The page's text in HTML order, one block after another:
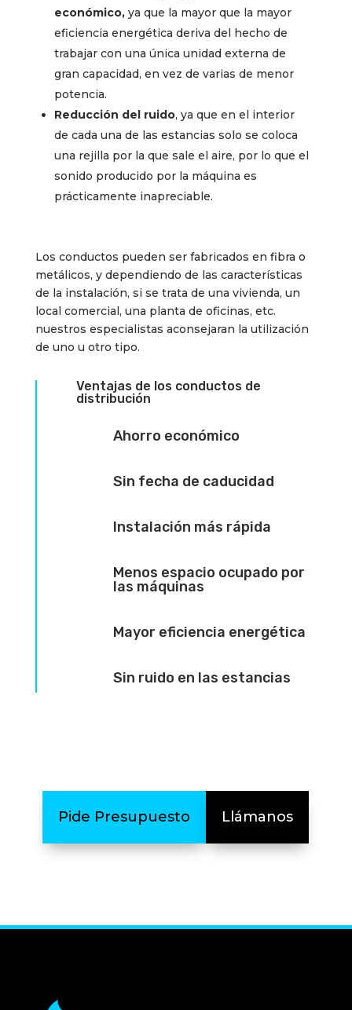
económico,ya que la mayor que la mayor
eficiencia energética deriva del hecho de
trabajar con una única unidad externa de
gran capacidad, en vez de varias de menor
potencia.
Reducción del ruido, ya que en el interior
de cada una de las estancias solo se coloca
una rejilla por la que sale el aire, por lo que el
sonido producido por la máquina es
prácticamente inapreciable.
Los conductos pueden ser fabricados en fibra o
metálicos, y dependiendo de las características
de la instalación, si se trata de una vivienda, un
local comercial, una planta de oficinas, etc.
nuestros especialistas aconsejaran la utilización
de uno u otro tipo.
Ventajas de los conductos de
distribución
Ahorro económico
Sin fecha de caducidad
Instalación más rápida
Menos espacio ocupado por
las máquinas
Mayor eficiencia energética
Sin ruido en las estancias
Pide Presupuesto Llámanos